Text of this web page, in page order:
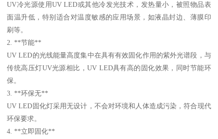
UV冷光源使用UV LED或其他冷发光技术，发热量小，被照物品表
面温升低，特别适合对温度敏感的应用场景，如液晶封边、薄膜印
刷等。
2. **节能**
UV LED的光线能量高度集中在具有有效固化作用的紫外光谱段，与
传统高压灯UV光源相比，UV LED具有高的固化效果，同时节能环
保。
3. **环保无**
UV LED固化灯采用无设计，不会对环境和人体造成污染，符合现代
环保要求。
4. **立即固化**